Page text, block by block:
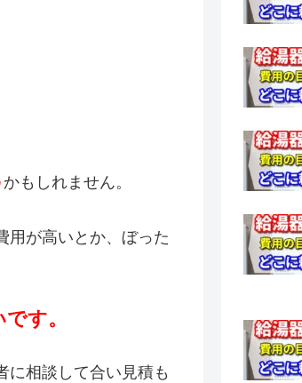
かもしれません。
用が高いとか、ぼった
す。
に相談して合い見積も